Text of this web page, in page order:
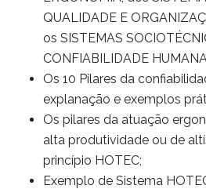
QUALIDADE E
os SISTEMAS
CONFIABILIDADE
Os 10 Pilares da
explanação e exemplos
Os pilares da atuação
alta produtividade ou de
princípio HOTEC;
Exemplo de Sistema